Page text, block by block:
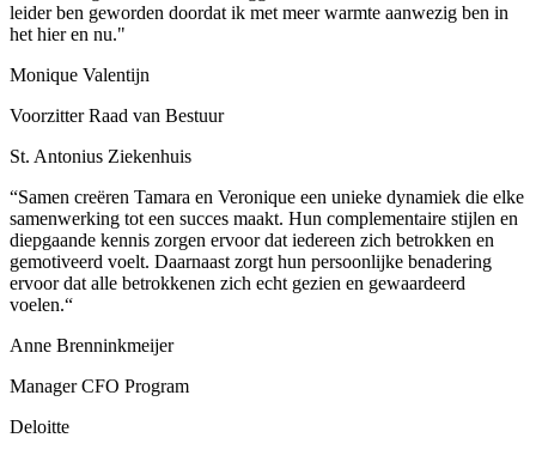
leider ben geworden doordat ik met meer warmte aanwezig ben in
het hier en nu."
Monique Valentijn
Voorzitter Raad van Bestuur
St. Antonius Ziekenhuis
“Samen creëren Tamara en Veronique een unieke dynamiek die elke
samenwerking tot een succes maakt. Hun complementaire stijlen en
diepgaande kennis zorgen ervoor dat iedereen zich betrokken en
gemotiveerd voelt. Daarnaast zorgt hun persoonlijke benadering
ervoor dat alle betrokkenen zich echt gezien en gewaardeerd
voelen.“
Anne Brenninkmeijer
Manager CFO Program
Deloitte